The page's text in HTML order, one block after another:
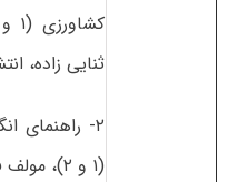
ثنایی زاده،
۲- راهنمای
(۱ و ۲)، مولف فرهاد توحیدی، انتشارات واژه